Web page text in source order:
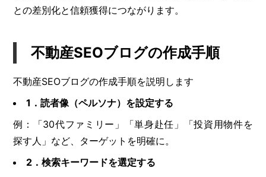
との差別化と信頼獲得につながります。
不動産SEOブログの作成手順
不動産SEOブログの作成手順を説明します
1．読者像（ペルソナ）を設定する
例：「30代ファミリー」「単身赴任」「投資用物件を
探す人」など、ターゲットを明確に。
2．検索キーワードを選定する